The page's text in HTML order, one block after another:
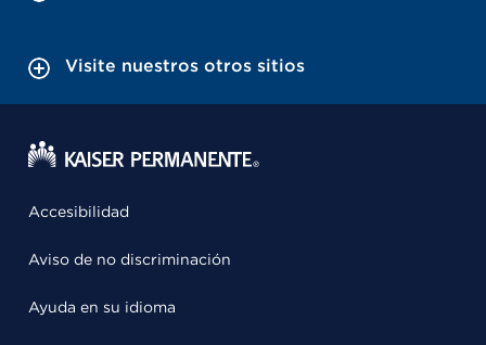
Visite nuestros otros sitios
Accesibilidad
Aviso de no discriminación
Ayuda en su idioma